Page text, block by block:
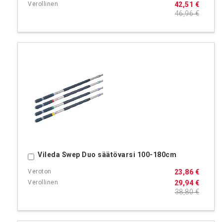
42,51 €
46,96 €
Vileda Swep Duo säätövarsi 100-180cm
29,94 €
23,86 €
38,80 €
Ostoskoriin